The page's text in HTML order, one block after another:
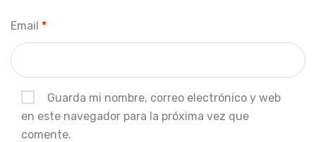
Email *
Guarda mi nombre, correo electrónico y web
en este navegador para la próxima vez que
comente.